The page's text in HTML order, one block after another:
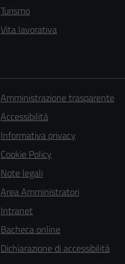
Turismo
Vita lavorativa
Amministrazione trasparente
Accessibilità
Informativa privacy
Cookie Policy
Note legali
Area Amministratori
Intranet
Bacheca online
Dichiarazione di accessibilità